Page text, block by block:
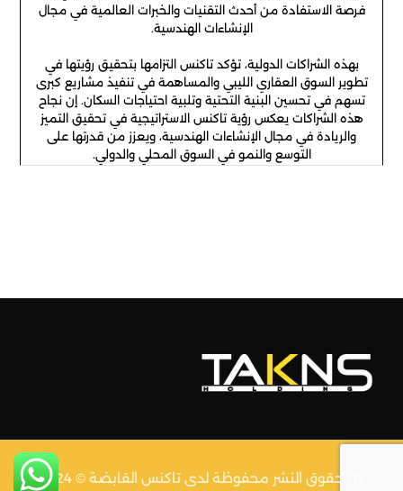
فرصة الاستفادة من أحدث التقنيات والخبرات العالمية في مجال
الإنشاءات الهندسية.
بهذه الشراكات الدولية، تؤكد تاكنس التزامها بتحقيق رؤيتها في
تطوير السوق العقاري الليبي والمساهمة في تنفيذ مشاريع كبرى
تسهم في تحسين البنية التحتية وتلبية احتياجات السكان. إن نجاح
هذه الشراكات يعكس رؤية تاكنس الاستراتيجية في تحقيق التميز
والريادة في مجال الإنشاءات الهندسية، ويعزز من قدرتها على
التوسع والنمو في السوق المحلي والدولي.
كل حقوق النشر محفوظة لدى تاكنس القابضة © 2024